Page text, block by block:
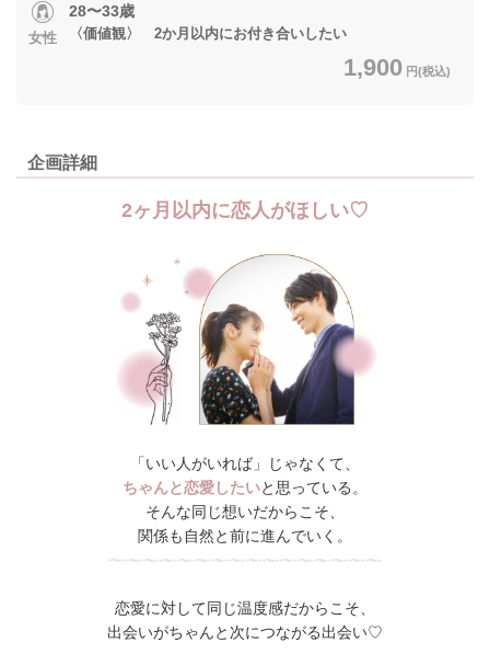
女性
28〜33歳
〈価値観〉 2か月以内にお付き合いしたい
1,900 円(税込)
企画詳細
2ヶ月以内に恋人がほしい♡
「いい人がいれば」じゃなくて、
ちゃんと恋愛したいと思っている。
そんな同じ想いだからこそ、
関係も自然と前に進んでいく。
恋愛に対して同じ温度感だからこそ、
出会いがちゃんと次につながる出会い♡